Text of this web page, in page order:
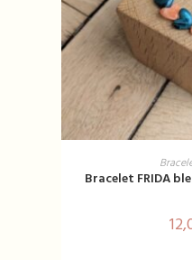
Bracelet FRIDA